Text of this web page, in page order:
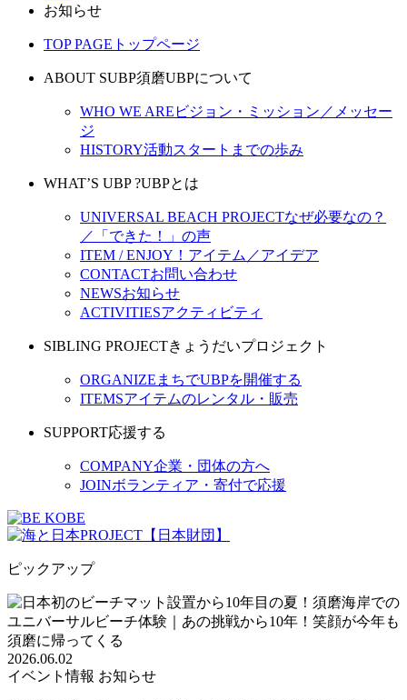
お知らせ
TOP PAGE トップページ
ABOUT SUBP須磨UBPについて
WHO WE ARE ビジョン・ミッション／メッセー
ジ
HISTORY活動スタートまでの歩み
WHAT’S UBP ?UBPとは
UNIVERSAL BEACH PROJECTなぜ必要なの？
／「できた！」の声
ITEM / ENJOY！ アイテム／アイデア
CONTACTお問い合わせ
NEWSお知らせ
ACTIVITIESアクティビティ
SIBLING PROJECTきょうだいプロジェクト
ORGANIZE まちでUBPを開催する
ITEMSアイテムのレンタル・販売
SUPPORT応援する
COMPANY企業・団体の方へ
JOINボランティア・寄付で応援
ピックアップ
2026.06.02
イベント情報 お知らせ